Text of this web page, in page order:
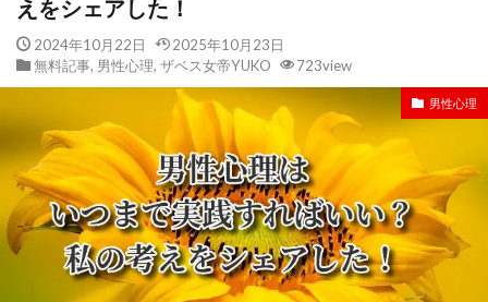
えをシェアした！
2024年10月22日
2025年10月23日
無料記事, 男性心理, ザベス女帝YUKO 723view
男性心理